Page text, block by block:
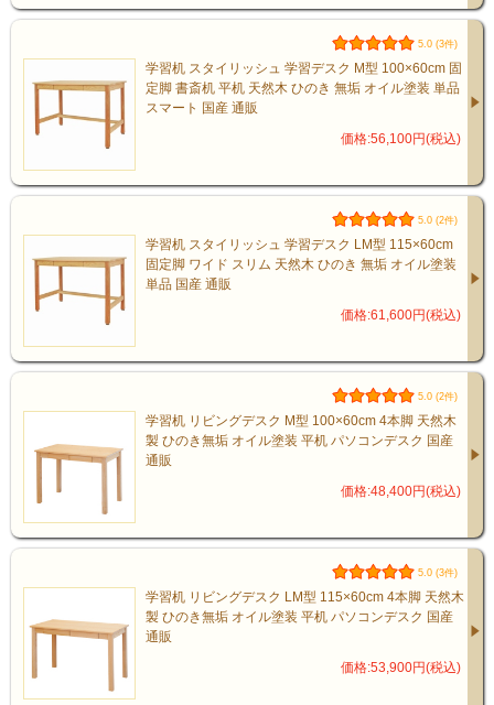
5.0 (3件)
学習机 スタイリッシュ 学習デスク M型 100×60cm 固
定脚 書斎机 平机 天然木 ひのき 無垢 オイル塗装 単品
スマート 国産 通販
価格:56,100円(税込)
5.0 (2件)
学習机 スタイリッシュ 学習デスク LM型 115×60cm
固定脚 ワイド スリム 天然木 ひのき 無垢 オイル塗装
単品 国産 通販
価格:61,600円(税込)
5.0 (2件)
学習机 リビングデスク M型 100×60cm 4本脚 天然木
製 ひのき無垢 オイル塗装 平机 パソコンデスク 国産
通販
価格:48,400円(税込)
5.0 (3件)
学習机 リビングデスク LM型 115×60cm 4本脚 天然木
製 ひのき無垢 オイル塗装 平机 パソコンデスク 国産
通販
価格:53,900円(税込)